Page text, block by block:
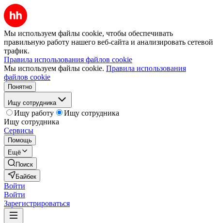
Мы используем файлы cookie, чтобы обеспечивать
правильную работу нашего веб-сайта и анализировать сетевой
трафик.
Правила использования файлов cookie
Мы используем файлы cookie. Правила использования
файлов cookie
Понятно
Ищу сотрудника
Ищу работу
Ищу сотрудника
Ищу сотрудника
Сервисы
Помощь
Ещё
Поиск
Байбек
Войти
Войти
Зарегистрироваться